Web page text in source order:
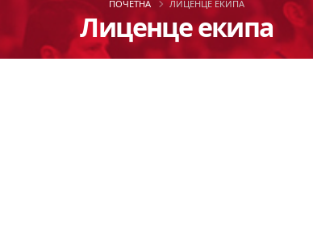
Лиценце екипа
ПОЧЕТНА ЛИЦЕНЦЕ ЕКИПА